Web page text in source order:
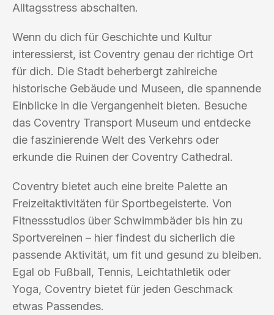
Alltagsstress abschalten.
Wenn du dich für Geschichte und Kultur
interessierst, ist Coventry genau der richtige Ort
für dich. Die Stadt beherbergt zahlreiche
historische Gebäude und Museen, die spannende
Einblicke in die Vergangenheit bieten. Besuche
das Coventry Transport Museum und entdecke
die faszinierende Welt des Verkehrs oder
erkunde die Ruinen der Coventry Cathedral.
Coventry bietet auch eine breite Palette an
Freizeitaktivitäten für Sportbegeisterte. Von
Fitnessstudios über Schwimmbäder bis hin zu
Sportvereinen – hier findest du sicherlich die
passende Aktivität, um fit und gesund zu bleiben.
Egal ob Fußball, Tennis, Leichtathletik oder
Yoga, Coventry bietet für jeden Geschmack
etwas Passendes.